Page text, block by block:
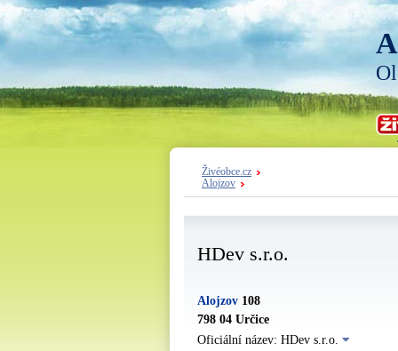
Živéobce.cz
Alojzov
HDev s.r.o.
Alojzov 108
798 04 Určice
Oficiální název: HDev s.r.o.